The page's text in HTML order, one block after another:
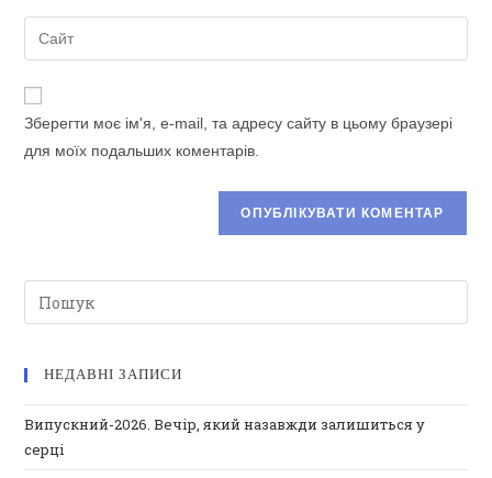
користувача,
щоб
прокоментувати
електронну
адресу,
прокоментувати
URL-
адресу
Зберегти моє ім'я, e-mail, та адресу сайту в цьому браузері
для моїх подальших коментарів.
НЕДАВНІ ЗАПИСИ
Випускний-2026. Вечір, який назавжди залишиться у
серці